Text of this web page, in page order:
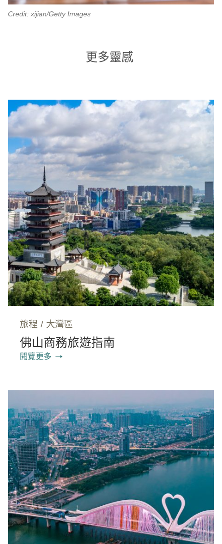
Credit: xijian/Getty Images
更多靈感
旅程 / 大灣區
佛山商務旅遊指南
閱覽更多